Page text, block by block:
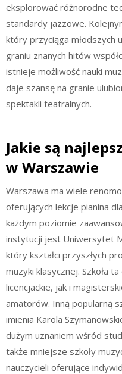
eksplorować różnorodne
standardy jazzowe.
który przyciąga młodszych
graniu znanych hitów
istnieje możliwość nauki
daje szansę na granie
spektakli teatralnych.
Jakie są
w Warszawie
Warszawa ma wiele
oferujących lekcje pianina
każdym poziomie
instytucji jest Uniwersytet
który kształci przyszłych
muzyki klasycznej. Szkoła
licencjackie, jak i
amatorów. Inną popularną
imienia Karola
dużym uznaniem wśród
także mniejsze szkoły
nauczycieli oferujące